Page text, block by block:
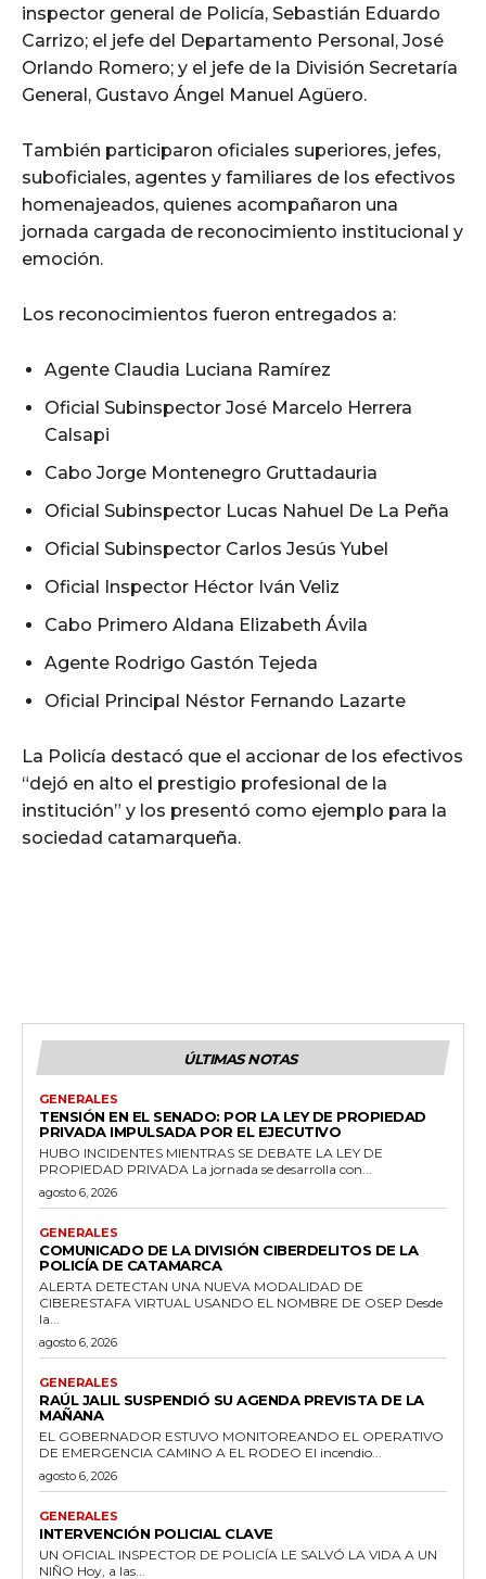
inspector general de Policía, Sebastián Eduardo
Carrizo; el jefe del Departamento Personal, José
Orlando Romero; y el jefe de la División Secretaría
General, Gustavo Ángel Manuel Agüero.
También participaron oficiales superiores, jefes,
suboficiales, agentes y familiares de los efectivos
homenajeados, quienes acompañaron una
jornada cargada de reconocimiento institucional y
emoción.
Los reconocimientos fueron entregados a:
Agente Claudia Luciana Ramírez
Oficial Subinspector José Marcelo Herrera
Calsapi
Cabo Jorge Montenegro Gruttadauria
Oficial Subinspector Lucas Nahuel De La Peña
Oficial Subinspector Carlos Jesús Yubel
Oficial Inspector Héctor Iván Veliz
Cabo Primero Aldana Elizabeth Ávila
Agente Rodrigo Gastón Tejeda
Oficial Principal Néstor Fernando Lazarte
La Policía destacó que el accionar de los efectivos
“dejó en alto el prestigio profesional de la
institución” y los presentó como ejemplo para la
sociedad catamarqueña.
ÚLTIMAS NOTAS
GENERALES
TENSIÓN EN EL SENADO: POR LA LEY DE PROPIEDAD
PRIVADA IMPULSADA POR EL EJECUTIVO
HUBO INCIDENTES MIENTRAS SE DEBATE LA LEY DE
PROPIEDAD PRIVADA La jornada se desarrolla con...
agosto 6, 2026
GENERALES
COMUNICADO DE LA DIVISIÓN CIBERDELITOS DE LA
POLICÍA DE CATAMARCA
ALERTA DETECTAN UNA NUEVA MODALIDAD DE
CIBERESTAFA VIRTUAL USANDO EL NOMBRE DE OSEP Desde
la...
agosto 6, 2026
GENERALES
RAÚL JALIL SUSPENDIÓ SU AGENDA PREVISTA DE LA
MAÑANA
EL GOBERNADOR ESTUVO MONITOREANDO EL OPERATIVO
DE EMERGENCIA CAMINO A EL RODEO El incendio...
agosto 6, 2026
GENERALES
INTERVENCIÓN POLICIAL CLAVE
UN OFICIAL INSPECTOR DE POLICÍA LE SALVÓ LA VIDA A UN
NIÑO Hoy, a las...